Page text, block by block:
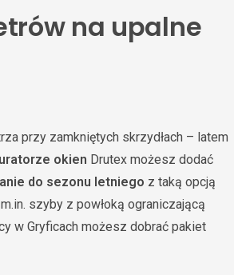
na upalne
przy zamkniętych skrzydłach – latem
okien Drutex możesz dodać
do sezonu letniego z taką opcją
szyby z powłoką ograniczającą
w Gryficach możesz dobrać pakiet